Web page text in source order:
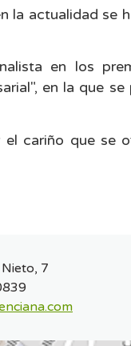
la actualidad se
en los
en la que se
cariño que se
7